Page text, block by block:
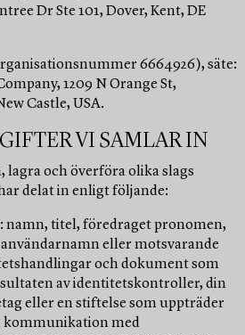
Dr Ste 101, Dover, Kent, DE
6664926), säte:
1209 N Orange St,
Castle, USA.
VI SAMLAR IN
lagra och överföra olika slags
delat in enligt följande:
: namn, titel, föredraget pronomen,
eller motsvarande
och dokument som
av identitetskontroller, din
eller en stiftelse som uppträder
kommunikation med